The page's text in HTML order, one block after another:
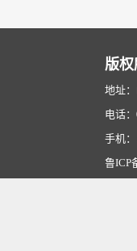
版权
地址
电话
手机
鲁ICP